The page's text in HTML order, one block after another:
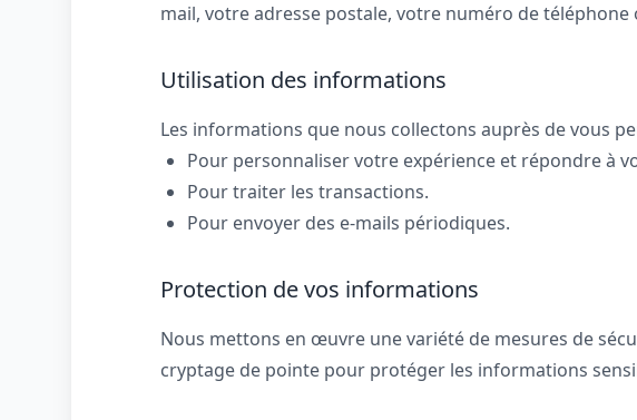
mail, votre adresse postale, votre numéro de
Utilisation des informations
Les informations que nous collectons auprès de vous
Pour personnaliser votre expérience et répondre à
Pour traiter les transactions.
Pour envoyer des e-mails périodiques.
Protection de vos informations
Nous mettons en œuvre une variété de mesures de
cryptage de pointe pour protéger les informations